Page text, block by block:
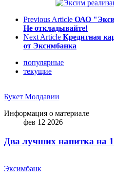
Previous Article ОАО
Не откладывайте!
Next Article Кредитная
от Эксимбанка
популярные
текущие
Букет Молдавии
Информация о материале
фев 12 2026
Два лучших напитка на
Эксимбанк